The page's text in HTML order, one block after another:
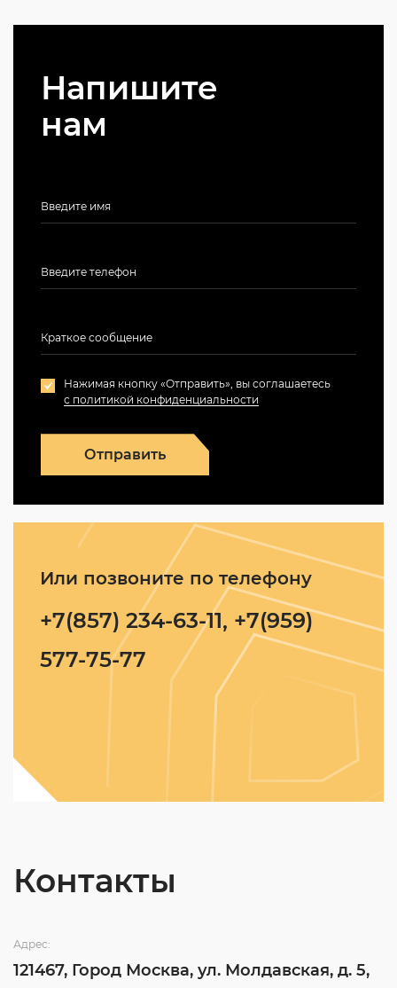
Напишите
нам
Нажимая кнопку «Отправить», вы соглашаетесь
с политикой конфиденциальности
Отправить
Или позвоните по телефону
+7(857) 234-63-11, +7(959)
577-75-77
Контакты
Адрес:
121467, Город Москва, ул. Молдавская, д. 5,